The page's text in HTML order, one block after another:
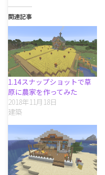
関連記事
1.14スナップショットで草
原に農家を作ってみた
2018年11月18日
建築